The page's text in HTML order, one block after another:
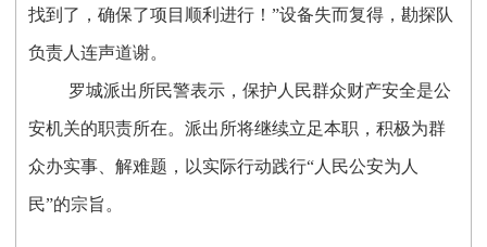
找到了，确保了项目顺利进行！”设备失而复得，勘探队
负责人连声道谢。
罗城派出所民警表示，保护人民群众财产安全是公
安机关的职责所在。派出所将继续立足本职，积极为群
众办实事、解难题，以实际行动践行“人民公安为人
民”的宗旨。